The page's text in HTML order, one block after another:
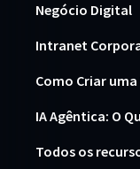
Negócio Digital
Intranet
Como Criar
IA Agêntica: O
Todos os